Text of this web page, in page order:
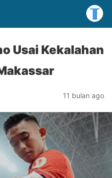
Usai Kekalahan
11 bulan ago